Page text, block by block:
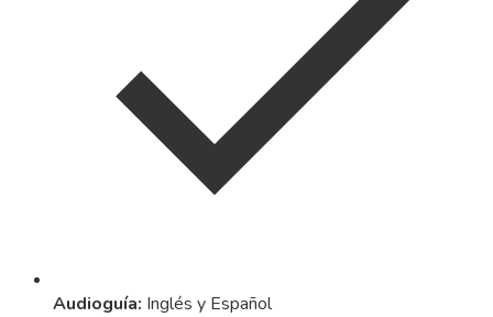
Audioguía: Inglés y Español